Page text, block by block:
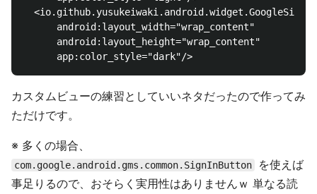
      android:layout_width="wrap_content"
      android:layout_height="wrap_content"
カスタムビューの練習としていいネタだったので作ってみ
ただけです。
※ 多くの場合、
com.google.android.gms.common.SignInButton
を使えば
事足りるので、おそらく実用性はありませんｗ 単なる読